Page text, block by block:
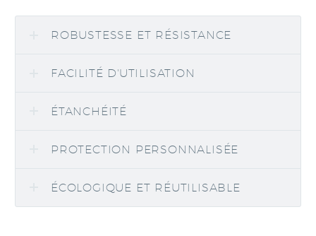
ROBUSTESSE ET RÉSISTANCE
FACILITÉ D'UTILISATION
ÉTANCHÉITÉ
PROTECTION PERSONNALISÉE
ÉCOLOGIQUE ET RÉUTILISABLE